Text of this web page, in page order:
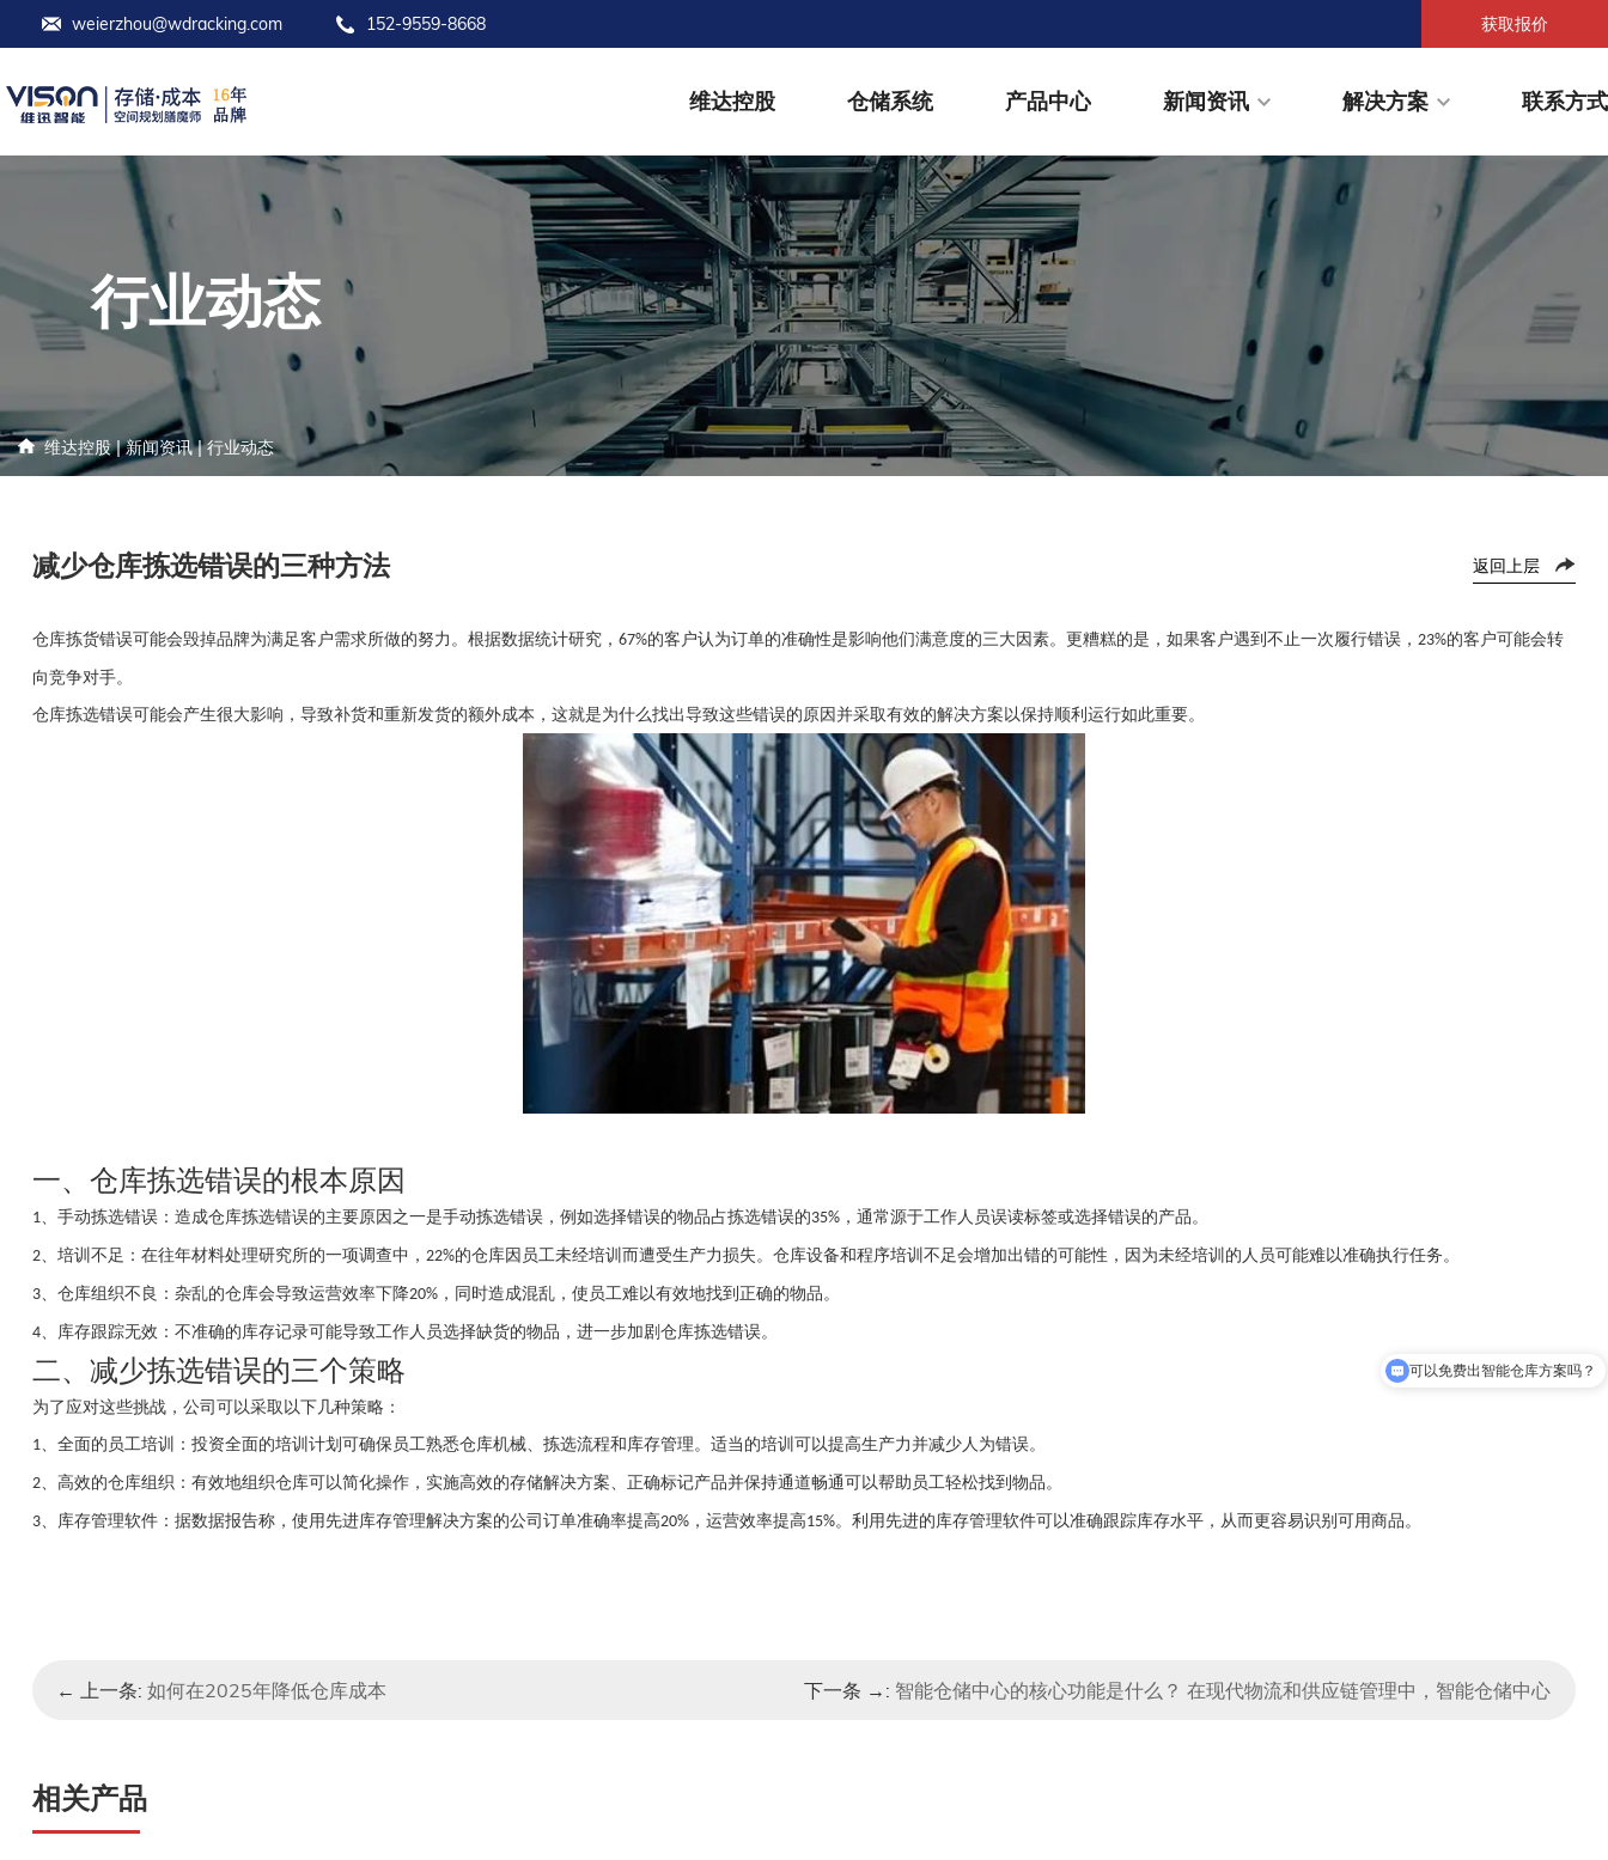
weierzhou@wdracking.com 152-9559-8668 获取报价
维达控股 仓储系统 产品中心 新闻资讯 解决方案 联系方式
行业动态
维达控股|新闻资讯|行业动态
减少仓库拣选错误的三种方法 返回上层
仓库拣货错误可能会毁掉品牌为满足客户需求所做的努力。根据数据统计研究， 67%的客户认为订单的准确性是影响他们满意度的三大因素。更糟糕的是，如果客户遇到不止一次履行错误， 23%的客户可能会转
向竞争对手。
仓库拣选错误可能会产生很大影响，导致补货和重新发货的额外成本，这就是为什么找出导致这些错误的原因并采取有效的解决方案以保持顺利运行如此重要。
一、 仓库拣选错误的根本原因
1 手动拣选错误：造成仓库拣选错误的主要原因之一是手动拣选错误，例如选择错误的物品占拣选错误的35%，通常源于工作人员误读标签或选择错误的产品。
2、 培训不足：在往年材料处理研究所的一项调查中， 22%的仓库因员工未经培训而遭受生产力损失。仓库设备和程序培训不足会增加出错的可能性，因为未经培训的人员可能难以准确执行任务。
3、 仓库组织不良：杂乱的仓库会导致运营效率下降20%，同时造成混乱，使员工难以有效地找到正确的物品。
4、 库存跟踪无效：不准确的库存记录可能导致工作人员选择缺货的物品，进一步加剧仓库拣选错误。
二、 减少拣选错误的三个策略
为了应对这些挑战，公司可以采取以下几种策略：
1 全面的员工培训：投资全面的培训计划可确保员工熟悉仓库机械、拣选流程和库存管理。适当的培训可以提高生产力并减少人为错误。
2、 高效的仓库组织：有效地组织仓库可以简化操作，实施高效的存储解决方案、正确标记产品并保持通道畅通可以帮助员工轻松找到物品。
3、 库存管理软件：据数据报告称，使用先进库存管理解决方案的公司订单准确率提高20%，运营效率提高15%。利用先进的库存管理软件可以准确跟踪库存水平，从而更容易识别可用商品。
← 上一条: 如何在2025年降低仓库成本 下一条 →: 智能仓储中心的核心功能是什么？ 在现代物流和供应链管理中，智能仓储中心
相关产品
能搭建四向立体库吗？